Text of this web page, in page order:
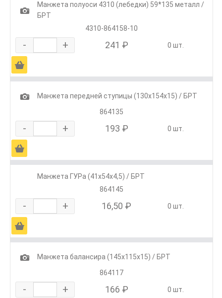
1
Манжета полуоси 4310 (лебедки) 59*135 металл /
БРТ
4310-864158-10
- + 241 ₽ 0 шт.
Ä
1
Манжета передней ступицы (130х154х15) / БРТ
864135
- + 193 ₽ 0 шт.
Ä
Манжета ГУРа (41х54х4,5) / БРТ
864145
- + 16,50 ₽ 0 шт.
Ä
1
Манжета балансира (145х115х15) / БРТ
864117
- + 166 ₽ 0 шт.